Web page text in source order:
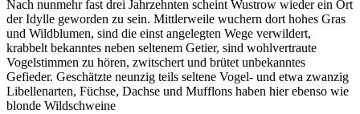
Nach nunmehr fast drei Jahrzehnten scheint Wustrow wieder ein Ort
der Idylle geworden zu sein. Mittlerweile wuchern dort hohes Gras
und Wildblumen, sind die einst angelegten Wege verwildert,
krabbelt bekanntes neben seltenem Getier, sind wohlvertraute
Vogelstimmen zu hören, zwitschert und brütet unbekanntes
Gefieder. Geschätzte neunzig teils seltene Vogel- und etwa zwanzig
Libellenarten, Füchse, Dachse und Mufflons haben hier ebenso wie
blonde Wildschweine